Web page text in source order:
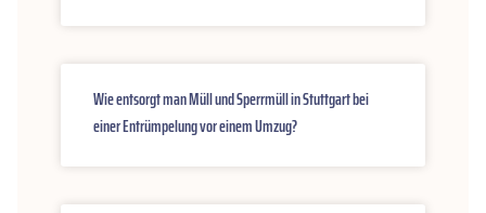
Wie entsorgt man Müll und Sperrmüll in Stuttgart bei
einer Entrümpelung vor einem Umzug?